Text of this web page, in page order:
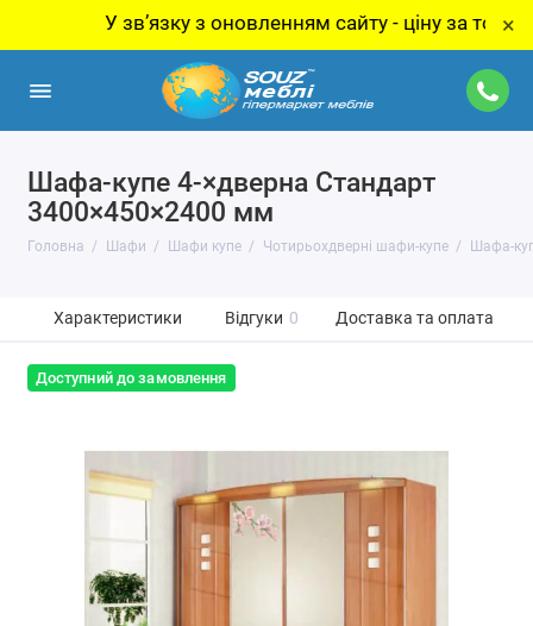
У звʼязку з оновленням сайту - ціну за товар ×
Шафа-купе 4-×дверна Стандарт
3400×450×2400 мм
Головна Шафи Шафи купе Чотирьохдверні шафи-купе Шафа-
Характеристики Відгуки 0 Доставка та оплата
Доступний до замовлення